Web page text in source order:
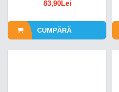
83,90Lei
CUMPĂRĂ